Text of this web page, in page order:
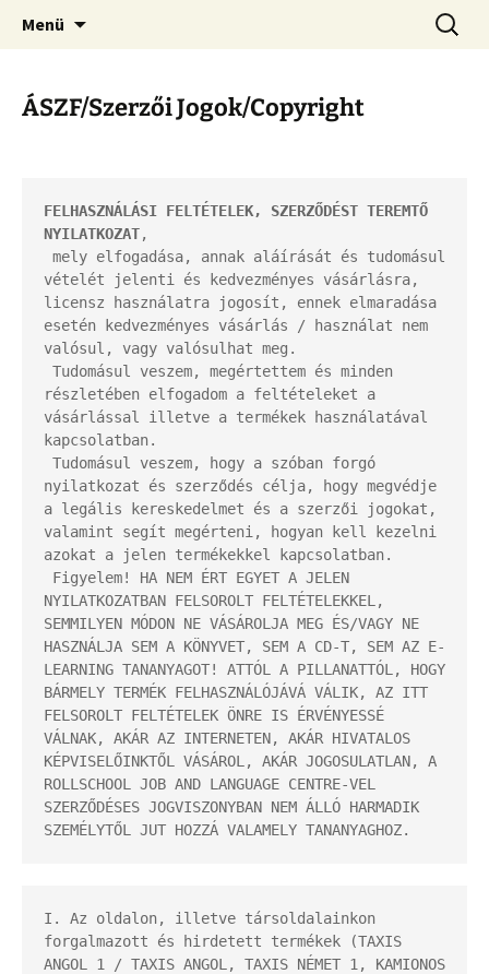
Kamionos Nyelvleckék
Kamionos Szakmai Nyelvleckék
Menü
ÁSZF/Szerzői Jogok/Copyright
FELHASZNÁLÁSI FELTÉTELEK, SZERZŐDÉST TEREMTŐ
NYILATKOZAT,
vételét jelenti és kedvezményes vásárlásra,
licensz használatra jogosít, ennek elmaradása
esetén kedvezményes vásárlás / használat nem
valósul, vagy valósulhat meg.
részletében elfogadom a feltételeket a
vásárlással illetve a termékek használatával
kapcsolatban.
nyilatkozat és szerződés célja, hogy megvédje
a legális kereskedelmet és a szerzői jogokat,
valamint segít megérteni, hogyan kell kezelni
azokat a jelen termékekkel kapcsolatban.
NYILATKOZATBAN FELSOROLT FELTÉTELEKKEL,
SEMMILYEN MÓDON NE VÁSÁROLJA MEG ÉS/VAGY NE
HASZNÁLJA SEM A KÖNYVET, SEM A CD-T, SEM AZ E-
LEARNING TANANYAGOT! ATTÓL A PILLANATTÓL, HOGY
BÁRMELY TERMÉK FELHASZNÁLÓJÁVÁ VÁLIK, AZ ITT
FELSOROLT FELTÉTELEK ÖNRE IS ÉRVÉNYESSÉ
VÁLNAK, AKÁR AZ INTERNETEN, AKÁR HIVATALOS
KÉPVISELŐINKTŐL VÁSÁROL, AKÁR JOGOSULATLAN, A
ROLLSCHOOL JOB AND LANGUAGE CENTRE-VEL
SZERZŐDÉSES JOGVISZONYBAN NEM ÁLLÓ HARMADIK
SZEMÉLYTŐL JUT HOZZÁ VALAMELY TANANYAGHOZ.
I. Az oldalon, illetve társoldalainkon
forgalmazott és hirdetett termékek (TAXIS
ANGOL 1 / TAXIS ANGOL, TAXIS NÉMET 1, KAMIONOS